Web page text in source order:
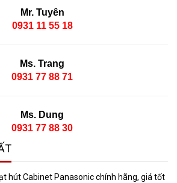
Mr. Tuyên
0931 11 55 18
Ms. Trang
0931 77 88 71
Ms. Dung
0931 77 88 30
hút Cabinet Panasonic chính hãng, giá tốt